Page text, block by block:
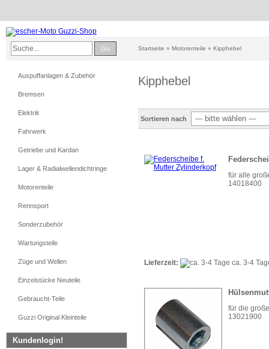
Go Startseite » Motorenteile » Kipphebel
Kipphebel
Sortieren nach
für alle
14018400
Lieferzeit: ca. 3-4
für die
13021900
Auspuffanlagen & Zubehör
Bremsen
Elektrik
Fahrwerk
Getriebe und Kardan
Lager & Radialwellendichtringe
Motorenteile
Rennsport
Sonderzubehör
Wartungsteile
Züge und Wellen
Einzelstücke Neuteile
Gebraucht-Teile
Guzzi Original Kleinteile
Kundenlogin!